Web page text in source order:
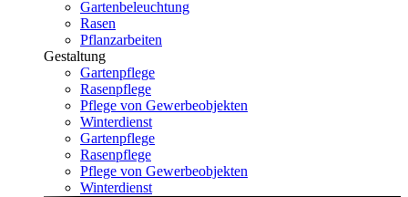
Gartenbeleuchtung
Rasen
Pflanzarbeiten
Gestaltung
Gartenpflege
Rasenpflege
Pflege von Gewerbeobjekten
Winterdienst
Gartenpflege
Rasenpflege
Pflege von Gewerbeobjekten
Winterdienst